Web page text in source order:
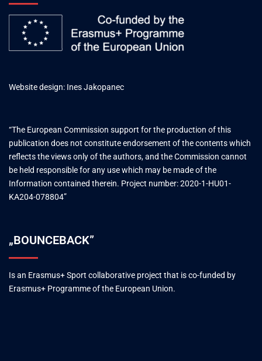
Website design: Ines Jakopanec
“The European Commission support for the production of this
publication does not constitute endorsement of the contents which
reflects the views only of the authors, and the Commission cannot
be held responsible for any use which may be made of the
Information contained therein. Project number: 2020-1-HU01-
KA204-078804”
„BOUNCEBACK”
Is an Erasmus+ Sport collaborative project that is co-funded by
Erasmus+ Programme of the European Union.